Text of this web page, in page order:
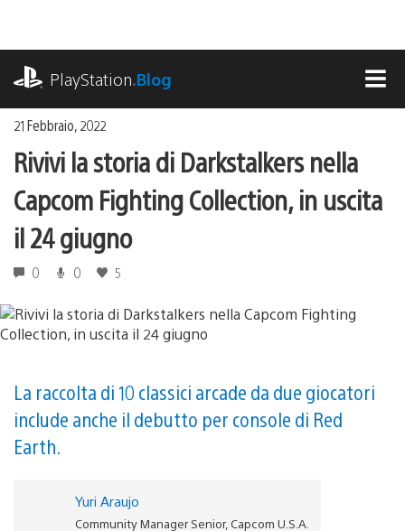
contenuto
PlayStation.Blog
21 Febbraio, 2022
Rivivi la storia di Darkstalkers nella
Capcom Fighting Collection, in uscita
il 24 giugno
0 0 5
La raccolta di 10 classici arcade da due giocatori
include anche il debutto per console di Red
Earth.
Yuri Araujo
Community Manager Senior, Capcom U.S.A.